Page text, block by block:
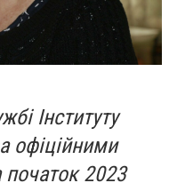
Інституту
а офіційними
2023